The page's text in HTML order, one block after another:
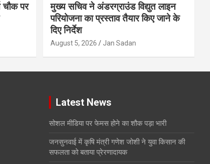
चौक पर
मुख्य सचिव ने अंडरग्राउंड विद्युत लाइन
परियोजना का प्रस्ताव तैयार किए जाने के
दिए निर्देश
August 5, 2026 Jan Sadan
Latest News
सोशल मीडिया पर फेमस होने का शौक पड़ा भारी
जनसुनवाई में कृषि मंत्री गणेश जोशी ने युवा किसान की
सफलता को बताया प्रेरणादायक